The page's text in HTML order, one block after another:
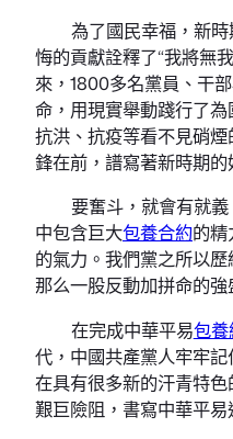
為了國民幸福，新
悔的貢獻詮釋了“我將無
來，1800多名黨員、干
命，用現實舉動踐行了
抗洪、抗疫等看不見硝
鋒在前，譜寫著新時期的
要奮斗，就會有就
中包含巨大包養合約的
的氣力。我們黨之所以
那么一股反動加拼命的強
在完成中華平易包養
代，中國共產黨人牢牢
在具有很多新的汗青特
艱巨險阻，書寫中華平易